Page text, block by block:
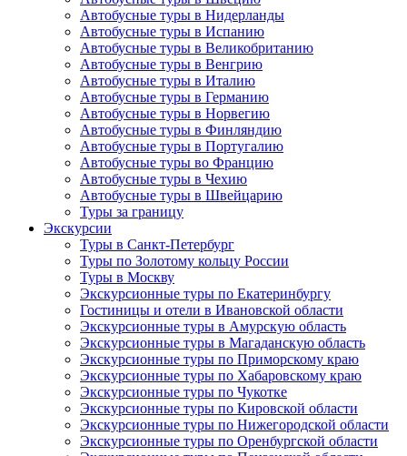
Автобусные туры в Нидерланды
Автобусные туры в Испанию
Автобусные туры в Великобританию
Автобусные туры в Венгрию
Автобусные туры в Италию
Автобусные туры в Германию
Автобусные туры в Норвегию
Автобусные туры в Финляндию
Автобусные туры в Португалию
Автобусные туры во Францию
Автобусные туры в Чехию
Автобусные туры в Швейцарию
Туры за границу
Экскурсии
Туры в Санкт-Петербург
Туры по Золотому кольцу России
Туры в Москву
Экскурсионные туры по Екатеринбургу
Гостиницы и отели в Ивановской области
Экскурсионные туры в Амурскую область
Экскурсионные туры в Магаданскую область
Экскурсионные туры по Приморскому краю
Экскурсионные туры по Хабаровскому краю
Экскурсионные туры по Чукотке
Экскурсионные туры по Кировской области
Экскурсионные туры по Нижегородской области
Экскурсионные туры по Оренбургской области